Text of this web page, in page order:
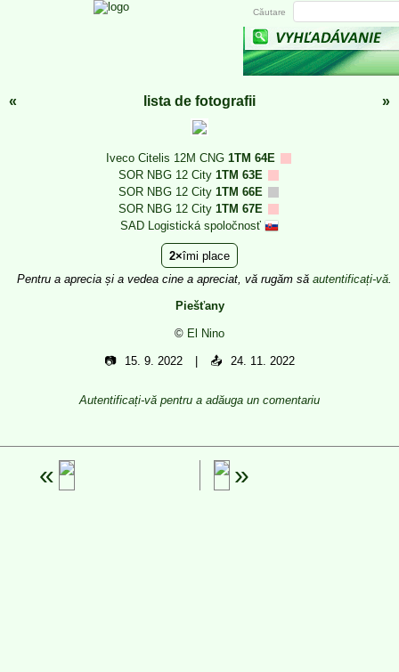
« lista de fotografii »
Iveco Citelis 12M CNG 1TM 64E
SOR NBG 12 City 1TM 63E
SOR NBG 12 City 1TM 66E
SOR NBG 12 City 1TM 67E
SAD Logistická spoločnosť
2 îmi place
Pentru a aprecia și a vedea cine a apreciat, vă rugăm să autentificați-vă.
Piešťany
© El Nino
📷 15. 9. 2022 📤 24. 11. 2022
Autentificați-vă pentru a adăuga un comentariu
Căutare